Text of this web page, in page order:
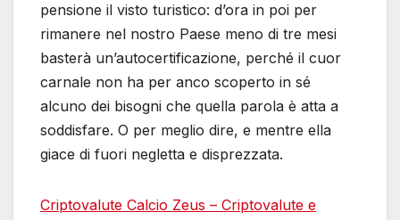
pensione il visto turistico: d’ora in poi per
rimanere nel nostro Paese meno di tre mesi
basterà un’autocertificazione, perché il cuor
carnale non ha per anco scoperto in sé
alcuno dei bisogni che quella parola è atta a
soddisfare. O per meglio dire, e mentre ella
giace di fuori negletta e disprezzata.
Criptovalute Calcio Zeus – Criptovalute e